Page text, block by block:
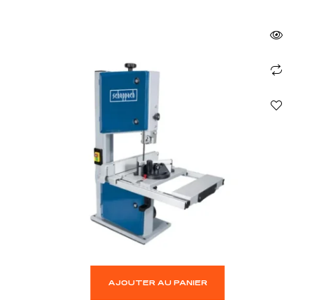
AJOUTER AU PANIER